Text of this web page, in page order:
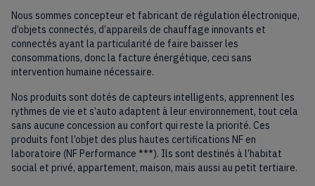
Nous sommes concepteur et fabricant de régulation électronique,
d’objets connectés, d’appareils de chauffage innovants et
connectés ayant la particularité de faire baisser les
consommations, donc la facture énergétique, ceci sans
intervention humaine nécessaire.
Nos produits sont dotés de capteurs intelligents, apprennent les
rythmes de vie et s’auto adaptent à leur environnement, tout cela
sans aucune concession au confort qui reste la priorité. Ces
produits font l’objet des plus hautes certifications NF en
laboratoire (NF Performance ***). Ils sont destinés à l’habitat
social et privé, appartement, maison, mais aussi au petit tertiaire.